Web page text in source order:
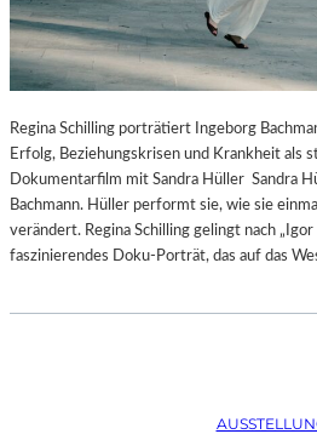
Regina Schilling porträtiert Ingeborg
Erfolg, Beziehungskrisen und Krankheit als
Dokumentarfilm mit Sandra Hüller Sandra
Bachmann. Hüller performt sie, wie sie
verändert. Regina Schilling gelingt nach
faszinierendes Doku-Porträt, das auf das